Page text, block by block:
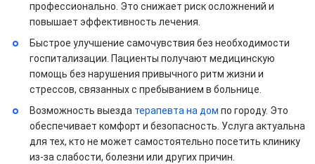
профессионально. Это снижает риск осложнений и
повышает эффективность лечения.
Быстрое улучшение самочувствия без необходимости
госпитализации. Пациенты получают медицинскую
помощь без нарушения привычного ритм жизни и
стрессов, связанных с пребыванием в больнице.
Возможность выезда терапевта на дом по городу. Это
обеспечивает комфорт и безопасность. Услуга актуальна
для тех, кто не может самостоятельно посетить клинику
из-за слабости, болезни или других причин.